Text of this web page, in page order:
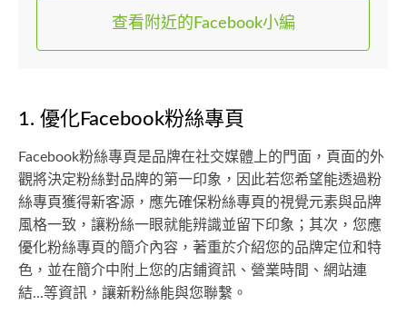
查看附近的Facebook小編
1. 優化Facebook粉絲專頁
Facebook粉絲專頁是品牌在社交媒體上的門面，頁面的外
觀將決定粉絲對品牌的第一印象，因此若您希望能透過粉
絲專頁獲得新客源，應先確保粉絲專頁的視覺元素與品牌
風格一致，讓粉絲一眼就能辨識並留下印象；其次，您應
優化粉絲專頁的簡介內容，著重於介紹您的品牌定位和特
色，並在簡介中附上您的店鋪資訊、營業時間、網站連
結...等資訊，讓新粉絲能與您聯繫。